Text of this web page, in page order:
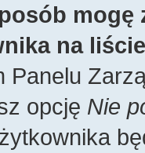
mogę
na
Panelu
opcję Nie